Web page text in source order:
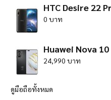
HTC Desire 22
0 บาท
Huawei Nova
24,990 บาท
ดูมือถือทั้งหมด